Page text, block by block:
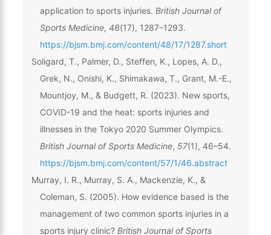
application to sports injuries. British Journal of
Sports Medicine, 48(17), 1287–1293.
https://bjsm.bmj.com/content/48/17/1287.short
Soligard, T., Palmer, D., Steffen, K., Lopes, A. D.,
Grek, N., Onishi, K., Shimakawa, T., Grant, M.-E.,
Mountjoy, M., & Budgett, R. (2023). New sports,
COVID-19 and the heat: sports injuries and
illnesses in the Tokyo 2020 Summer Olympics.
British Journal of Sports Medicine, 57(1), 46–54.
https://bjsm.bmj.com/content/57/1/46.abstract
Murray, I. R., Murray, S. A., Mackenzie, K., &
Coleman, S. (2005). How evidence based is the
management of two common sports injuries in a
sports injury clinic? British Journal of Sports